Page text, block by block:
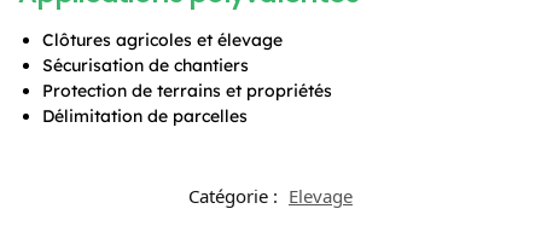
Clôtures agricoles et élevage
Sécurisation de chantiers
Protection de terrains et propriétés
Délimitation de parcelles
Catégorie : Elevage